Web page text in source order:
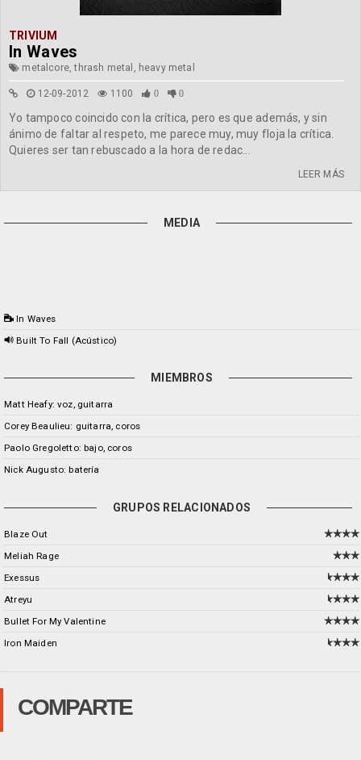
TRIVIUM
In Waves
metalcore, thrash metal, heavy metal
12-09-2012 1100 0 0
Yo tampoco coincido con la crítica, pero es que además, y sin
ánimo de faltar al respeto, me parece muy, muy floja la crítica.
Quieres ser tan rebuscado a la hora de redac...
LEER MÁS
MEDIA
In Waves
Built To Fall (Acústico)
MIEMBROS
Matt Heafy: voz, guitarra
Corey Beaulieu: guitarra, coros
Paolo Gregoletto: bajo, coros
Nick Augusto: batería
GRUPOS RELACIONADOS
Blaze Out
Meliah Rage
Exessus
Atreyu
Bullet For My Valentine
Iron Maiden
COMPARTE